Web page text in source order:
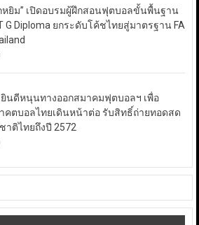
หยิม” เปิดอบรมผู้ฝึกสอนฟุตบอลขั้นพื้นฐาน
G Diploma ยกระดับโค้ชไทยสู่มาตรฐาน FA
นดีหนุนทางออกสมาคมฟุตบอลฯ เพื่อ
คตบอลไทยเดินหน้าต่อ รับสิทธิ์ถ่ายทอดสด
าติไทยถึงปี 2572